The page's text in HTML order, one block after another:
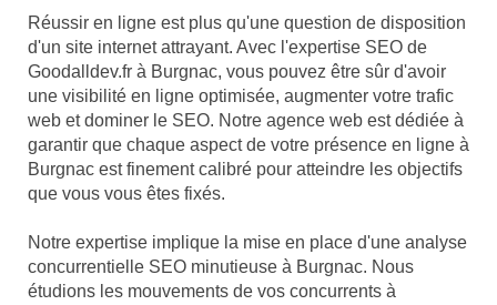
Réussir en ligne est plus qu'une question de disposition
d'un site internet attrayant. Avec l'expertise SEO de
Goodalldev.fr à Burgnac, vous pouvez être sûr d'avoir
une visibilité en ligne optimisée, augmenter votre trafic
web et dominer le SEO. Notre agence web est dédiée à
garantir que chaque aspect de votre présence en ligne à
Burgnac est finement calibré pour atteindre les objectifs
que vous vous êtes fixés.
Notre expertise implique la mise en place d'une analyse
concurrentielle SEO minutieuse à Burgnac. Nous
étudions les mouvements de vos concurrents à